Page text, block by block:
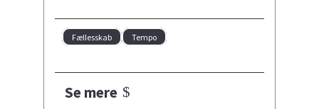
Fællesskab Tempo
Se mere